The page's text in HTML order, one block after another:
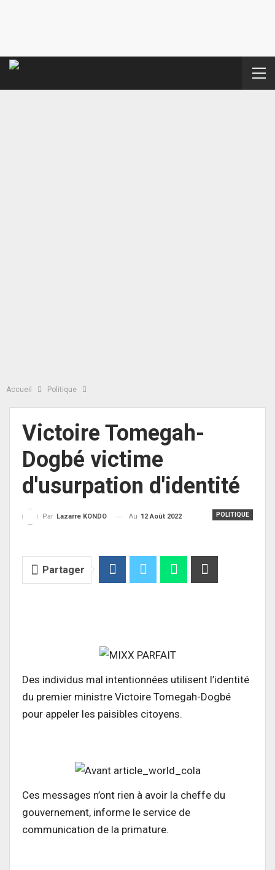
Accueil Politique
Victoire Tomegah-
Dogbé victime
d'usurpation d'identité
POLITIQUE
Par Lazarre KONDO Au 12 Août 2022
Partager
Des individus mal intentionnées utilisent l’identité
du premier ministre Victoire Tomegah-Dogbé
pour appeler les paisibles citoyens.
Ces messages n’ont rien à avoir la cheffe du
gouvernement, informe le service de
communication de la primature.